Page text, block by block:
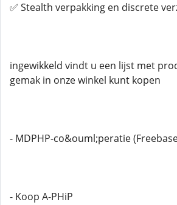
✅ Stealth verpakking en discrete
ingewikkeld vindt u een lijst met
gemak in onze winkel kunt kopen
- MDPHP-co&ouml;peratie
- Koop A-PHiP